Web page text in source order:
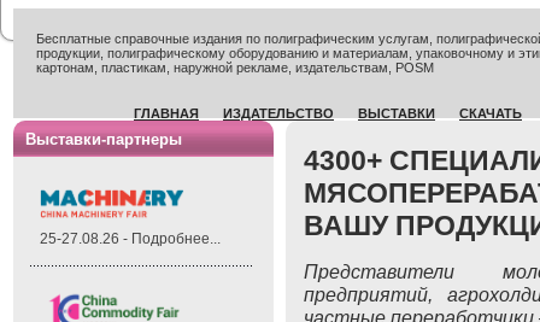
Бесплатные справочные издания по полиграфическим услугам,
продукции, полиграфическому оборудованию и материалам, упаковочному и
картонам, пластикам, наружной рекламе, издательствам, POSM
ГЛАВНАЯ ИЗДАТЕЛЬСТВО ВЫСТАВКИ СКАЧАТЬ
Выставки-партнеры
25-27.08.26 - Подробнее...
4300+
ВАШУ
Представители
предприятий,
частные переработчики